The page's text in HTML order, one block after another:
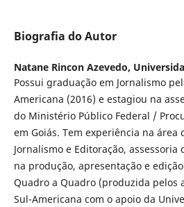
Biografia do Autor
Natane Rincon Azevedo,
Possui graduação em Jornalismo
Americana (2016) e estagiou na
do Ministério Público Federal /
em Goiás. Tem experiência na área
Jornalismo e Editoração, assessoria
na produção, apresentação e
Quadro a Quadro (produzida pelos
Sul-Americana com o apoio da